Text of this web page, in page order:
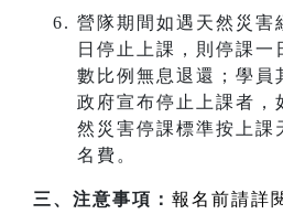
營隊期間如遇天然災害
日停止上課，則停課一
數比例無息退還；學員
政府宣布停止上課者，
然災害停課標準按上課
名費。
三、注意事項： 報名前請詳